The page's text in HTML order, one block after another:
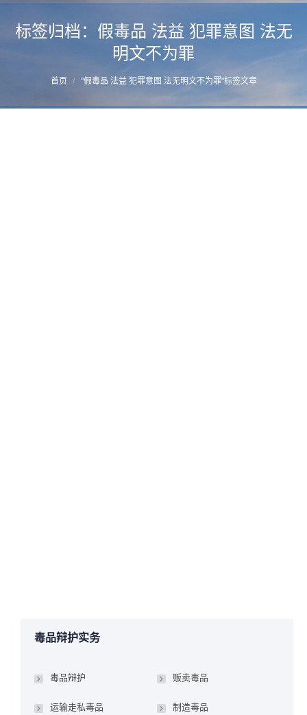
标签归档： 假毒品 法益 犯罪意图 法无
明文不为罪
您的位置：
首页 "假毒品 法益 犯罪意图 法无明文不为罪"标签文章
毒品辩护实务
毒品辩护 贩卖毒品
运输走私毒品 制造毒品